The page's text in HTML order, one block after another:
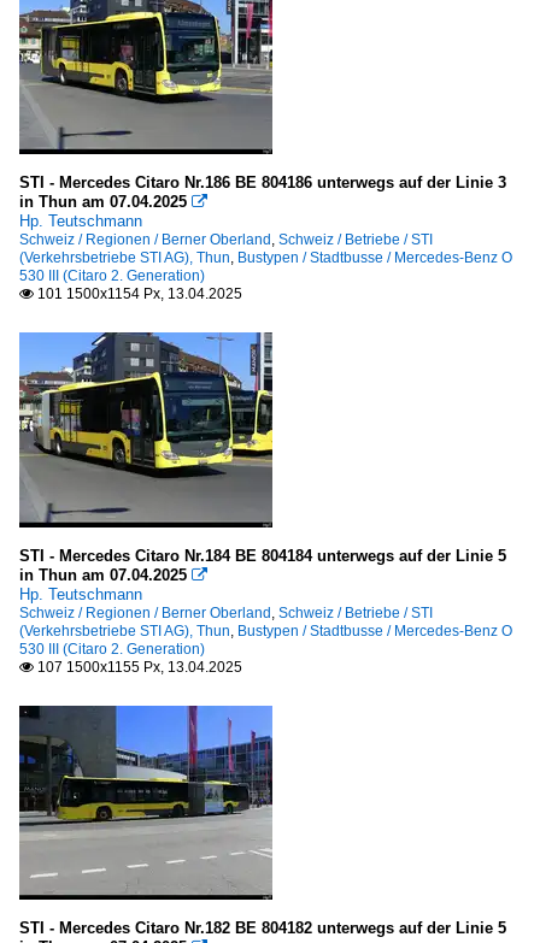
STI - Mercedes Citaro Nr.186 BE 804186 unterwegs auf der Linie 3
in Thun am 07.04.2025 
Hp. Teutschmann
Schweiz / Regionen / Berner Oberland , Schweiz / Betriebe / STI
(Verkehrsbetriebe STI AG), Thun, Bustypen / Stadtbusse / Mercedes-Benz O
530 III (Citaro 2. Generation)
 101 1500x1154 Px, 13.04.2025
STI - Mercedes Citaro Nr.184 BE 804184 unterwegs auf der Linie 5
in Thun am 07.04.2025 
Hp. Teutschmann
Schweiz / Regionen / Berner Oberland , Schweiz / Betriebe / STI
(Verkehrsbetriebe STI AG), Thun, Bustypen / Stadtbusse / Mercedes-Benz O
530 III (Citaro 2. Generation)
 107 1500x1155 Px, 13.04.2025
STI - Mercedes Citaro Nr.182 BE 804182 unterwegs auf der Linie 5